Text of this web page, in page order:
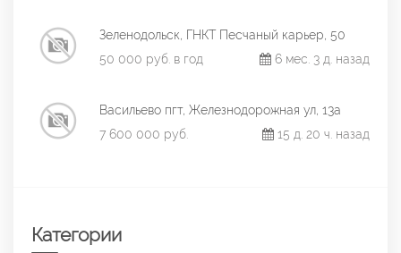
Зеленодольск, ГНКТ Песчаный карьер, 50
50 000 руб. в год
6 мес. 3 д. назад
Васильево пгт, Железнодорожная ул, 13а
7 600 000 руб.
15 д. 20 ч. назад
Категории